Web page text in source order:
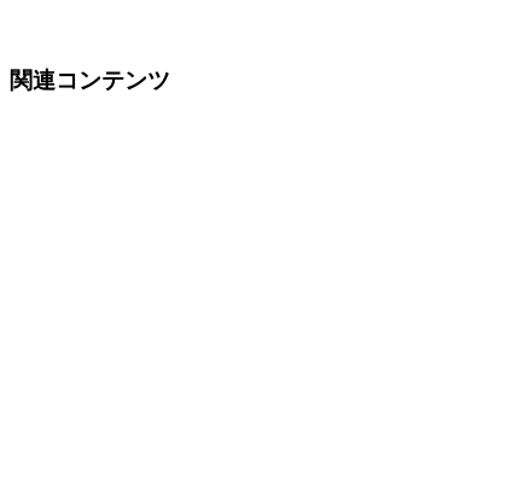
関連コンテンツ